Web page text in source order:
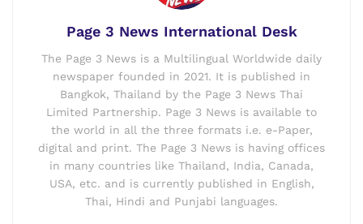
Page 3 News International Desk
The Page 3 News is a Multilingual Worldwide daily
newspaper founded in 2021. It is published in
Bangkok, Thailand by the Page 3 News Thai
Limited Partnership. Page 3 News is available to
the world in all the three formats i.e. e-Paper,
digital and print. The Page 3 News is having offices
in many countries like Thailand, India, Canada,
USA, etc. and is currently published in English,
Thai, Hindi and Punjabi languages.